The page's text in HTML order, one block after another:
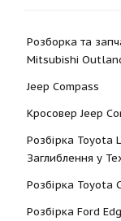
Розборка та
Mitsubishi
Jeep Compass
Кросовер Jeep
Розбірка Toyota
Заглиблення у
Розбірка Toyota
Розбірка Ford